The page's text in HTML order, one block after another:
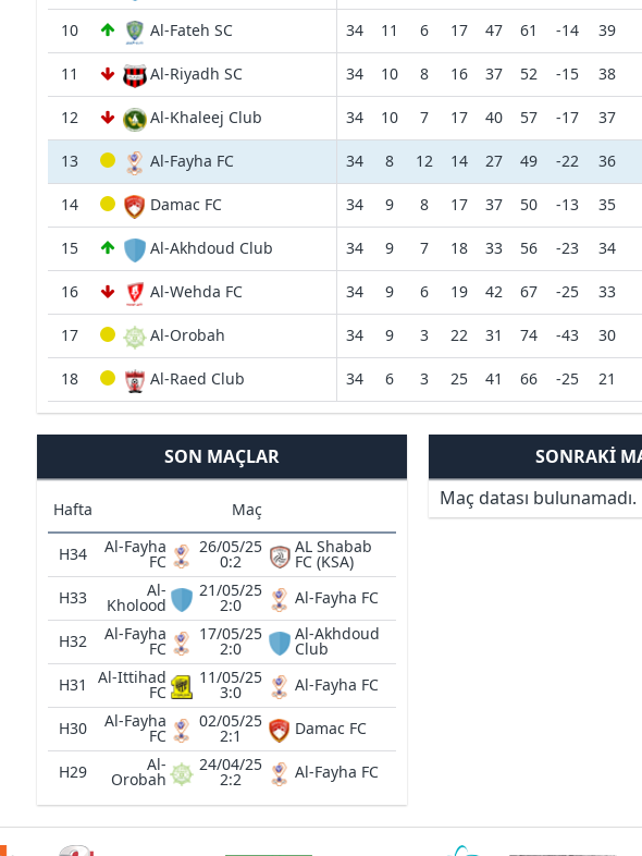
10 Al-Fateh SC 34 11 6 17 47 61 -14 39
11 Al-Riyadh SC 34 10 8 16 37 52 -15 38
12 Al-Khaleej Club 34 10 7 17 40 57 -17 37
13 Al-Fayha FC 34 8 12 14 27 49 -22 36
14 Damac FC 34 9 8 17 37 50 -13 35
15 Al-Akhdoud Club 34 9 7 18 33 56 -23 34
16 Al-Wehda FC 34 9 6 19 42 67 -25 33
17 Al-Orobah 34 9 3 22 31 74 -43 30
18 Al-Raed Club 34 6 3 25 41 66 -25 21
SON MAÇLAR
Hafta Maç
H34 Al-Fayha
FC
26/05/25
0:2
AL Shabab
FC (KSA)
H33
Al-
Kholood
21/05/25
2:0 Al-Fayha FC
H32 Al-Fayha
FC
17/05/25
2:0
Al-Akhdoud
Club
H31
Al-Ittihad
FC
11/05/25
3:0 Al-Fayha FC
H30 Al-Fayha
FC
02/05/25
2:1 Damac FC
H29 Al-
Orobah
24/04/25
2:2 Al-Fayha FC
SONRAKI
Maç datası bulunamadı.